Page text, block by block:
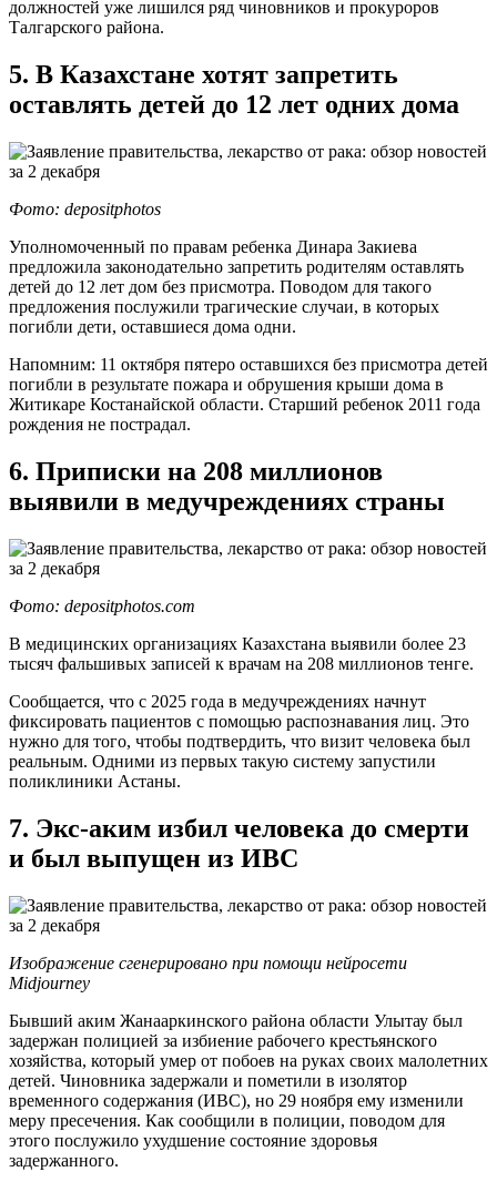
должностей уже лишился ряд чиновников и прокуроров
Талгарского района.
5. В Казахстане хотят запретить
оставлять детей до 12 лет одних дома
Фото: depositphotos
Уполномоченный по правам ребенка Динара Закиева
предложила законодательно запретить родителям оставлять
детей до 12 лет дом без присмотра. Поводом для такого
предложения послужили трагические случаи, в которых
погибли дети, оставшиеся дома одни.
Напомним: 11 октября пятеро оставшихся без присмотра детей
погибли в результате пожара и обрушения крыши дома в
Житикаре Костанайской области. Старший ребенок 2011 года
рождения не пострадал.
6. Приписки на 208 миллионов
выявили в медучреждениях страны
Фото: depositphotos.com
В медицинских организациях Казахстана выявили более 23
тысяч фальшивых записей к врачам на 208 миллионов тенге.
Сообщается, что с 2025 года в медучреждениях начнут
фиксировать пациентов с помощью распознавания лиц. Это
нужно для того, чтобы подтвердить, что визит человека был
реальным. Одними из первых такую систему запустили
поликлиники Астаны.
7. Экс-аким избил человека до смерти
и был выпущен из ИВС
Изображение сгенерировано при помощи нейросети
Midjourney
Бывший аким Жанааркинского района области Улытау был
задержан полицией за избиение рабочего крестьянского
хозяйства, который умер от побоев на руках своих малолетних
детей. Чиновника задержали и пометили в изолятор
временного содержания (ИВС), но 29 ноября ему изменили
меру пресечения. Как сообщили в полиции, поводом для
этого послужило ухудшение состояние здоровья
задержанного.